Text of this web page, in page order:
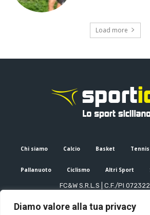
Diamo valore alla tua privacy
Load more
Chi siamo Calcio Basket Tennis
Pallanuoto Ciclismo Altri Sport
FC&W S.R.L.S | C.F./PI
Editore e direttore responsabile: